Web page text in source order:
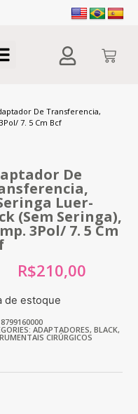
De Transferencia,
7. 5 Cm Bcf
De
Luer-
(Sem Seringa),
3Pol/ 7. 5 Cm
R$210,00
de estoque
ADAPTADORES, BLACK,
CIRÚRGICOS